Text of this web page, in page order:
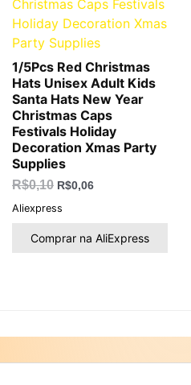
1/5Pcs Red Christmas
Hats Unisex Adult Kids
Santa Hats New Year
Christmas Caps
Festivals Holiday
Decoration Xmas Party
Supplies
R$0,10 R$0,06
Aliexpress
Comprar na AliExpress